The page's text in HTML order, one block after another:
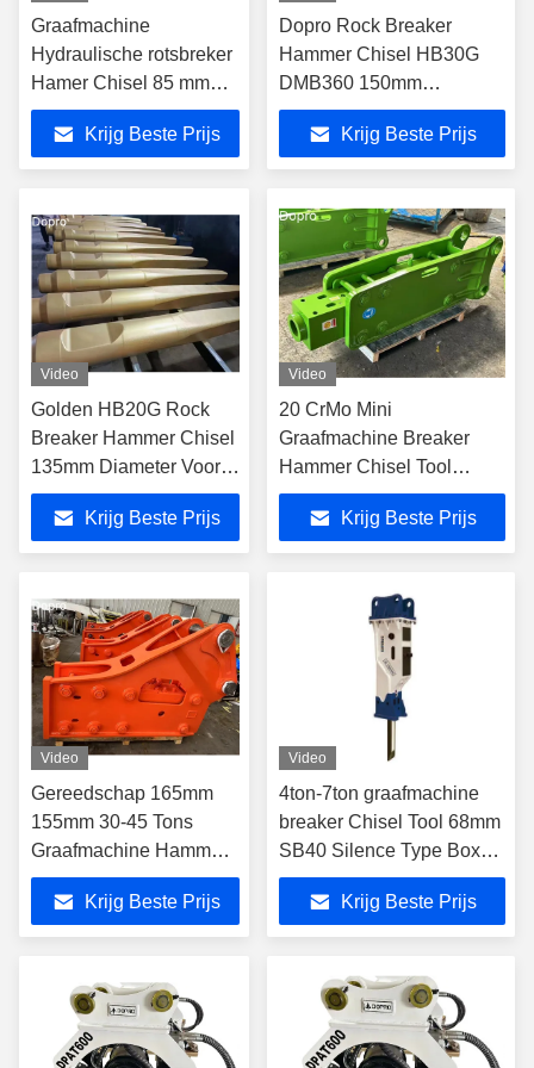
Graafmachine
Hydraulische rotsbreker
Hamer Chisel 85 mm
Moil Point Chisel
Krijg Beste Prijs
Dopro Rock Breaker
Hammer Chisel HB30G
DMB360 150mm
Hydraulische hamerchisel
Krijg Beste Prijs
Video
Golden HB20G Rock
Breaker Hammer Chisel
135mm Diameter Voor
Midden-Oosten Land
Krijg Beste Prijs
Video
20 CrMo Mini
Graafmachine Breaker
Hammer Chisel Tool
53mm Graafmachine
Breaker Hammer
Krijg Beste Prijs
Video
Gereedschap 165mm
155mm 30-45 Tons
Graafmachine Hammer
Breaker Soosan SB131
SB121 Jack Hammer
Krijg Beste Prijs
Video
4ton-7ton graafmachine
breaker Chisel Tool 68mm
SB40 Silence Type Box
Type Breaker
Krijg Beste Prijs